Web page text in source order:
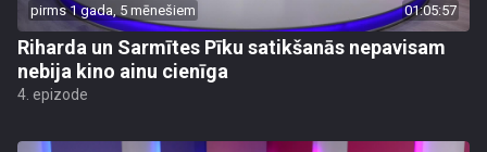
pirms 1 gada, 5 mēnešiem 01:05:57
Riharda un Sarmītes Pīku satikšanās nepavisam
nebija kino ainu cienīga
4. epizode